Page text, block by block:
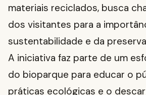
materiais reciclados, busca
dos visitantes para a
sustentabilidade e da
A iniciativa faz parte de um
do bioparque para educar o
práticas ecológicas e o